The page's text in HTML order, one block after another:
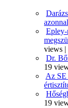
Epley-
views |
Dr.
19
Az SE
19